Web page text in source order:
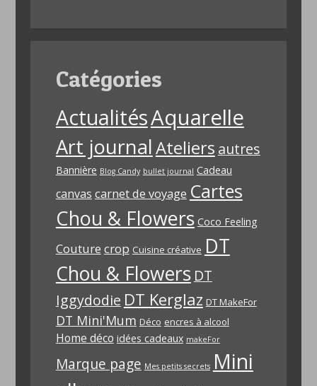
Catégories
ActualitésAquarelle
Art journalAteliers autres
Bannière Blog Candy bullet journal Cadeau
canvas carnet de voyage Cartes
Chou & Flowers Coco Feeling
Couture crop Cuisine créative DT
Chou & Flowers DT
Iggydodie DT Kerglaz DT MakeFor
DT Mini'Mum Déco encres à alcool
Home déco idées cadeaux makeFor
Marque page Mes petits secrets Mini